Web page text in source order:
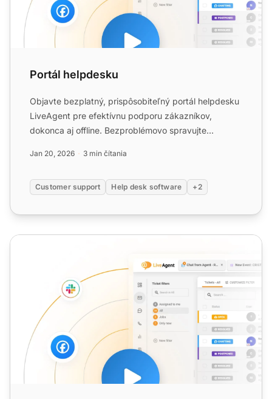
Portál helpdesku
Objavte bezplatný, prispôsobiteľný portál helpdesku
LiveAgent pre efektívnu podporu zákazníkov,
dokonca aj offline. Bezproblémovo spravujte
Jan 20, 2026 3 min čítania
Customer support Help desk software +2
Podpora v aplikácii